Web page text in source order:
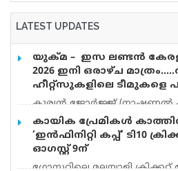
LATEST UPDATES
യുക്മ – ഇസ ലണ്ടൻ
2026 ഇനി ഒരാഴ്ച
ഹീറ്റ്സുകളിലെ ടീമുകളെ
കുര്യൻ ജോർജ്ജ് (നാഷണൽ
കോർഡിനേറ്റർ) യുക്മ –
വളളംകളി 2026 ഓഗസ്റ്റ് 15
മാൻവേഴ്സ് തടാകത്തിൽ
ദിവസങ്ങൾ അടുത്ത് വരവെ
കായിക പ്രേമികള്‍
‘ഇന്‍ഫിനിറ്റി കപ്പ്’ ടി10
ഓഗസ്റ്റ് 9ന്
ഗ്ലോസ്റ്ററിലെ മലയാളി